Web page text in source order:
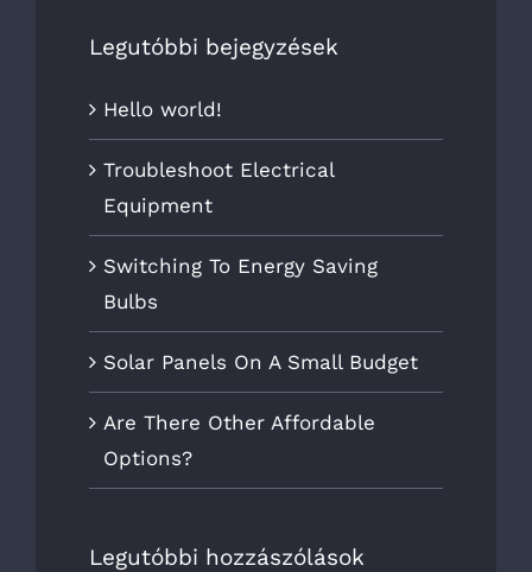
Legutóbbi bejegyzések
Hello world!
Troubleshoot Electrical
Equipment
Switching To Energy Saving
Bulbs
Solar Panels On A Small Budget
Are There Other Affordable
Options?
Legutóbbi hozzászólások